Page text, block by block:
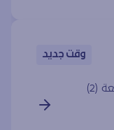
وقت جديد